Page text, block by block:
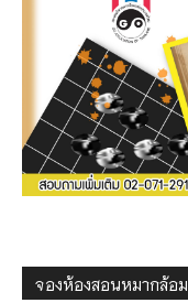
จองห้องสอนหมากล้อม